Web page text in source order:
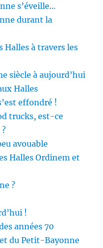
s’éveille…
durant la
Halles à travers les
siècle à aujourd’hui
Halles
effondré !
trucks, est-ce
avouable
Halles Ordinem et
?
!
années 70
du Petit-Bayonne